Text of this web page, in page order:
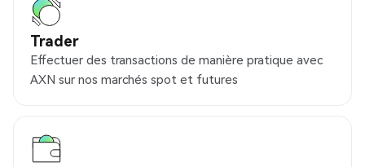
Trader
Effectuer des transactions de manière pratique avec
AXN sur nos marchés spot et futures